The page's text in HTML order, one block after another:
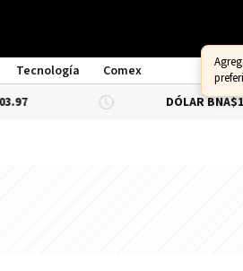
Tecnología
Comex
DÓLAR BNA$1,520.00